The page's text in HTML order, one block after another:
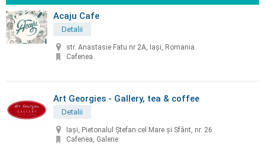
Acaju Cafe
Detalii
str. Anastasie Fatu nr 2A, Iași, Romania
Cafenea
Art Georgies - Gallery, tea & coffee
Detalii
Iaşi, Pietonalul Ștefan cel Mare și Sfânt, nr. 26
Cafenea, Galerie